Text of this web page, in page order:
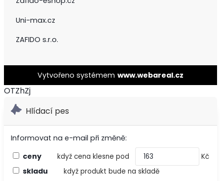
Uni-max.cz
ZAFIDO s.r.o.
Vytvořeno systémem www.webareal.cz
OTZhZj
Hlídací pes
Informovat na e-mail při změně:
ceny
když cena klesne pod Kč
skladu když produkt bude na skladě